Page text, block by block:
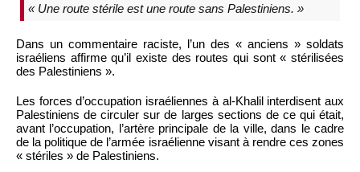
« Une route stérile est une route sans Palestiniens. »
Dans un commentaire raciste, l’un des « anciens » soldats
israéliens affirme qu’il existe des routes qui sont « stérilisées
des Palestiniens ».
Les forces d’occupation israéliennes à al-Khalil interdisent aux
Palestiniens de circuler sur de larges sections de ce qui était,
avant l’occupation, l’artère principale de la ville, dans le cadre
de la politique de l’armée israélienne visant à rendre ces zones
« stériles » de Palestiniens.